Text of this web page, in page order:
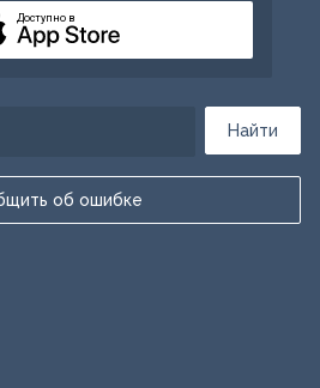
Найти
об ошибке
Доступно в